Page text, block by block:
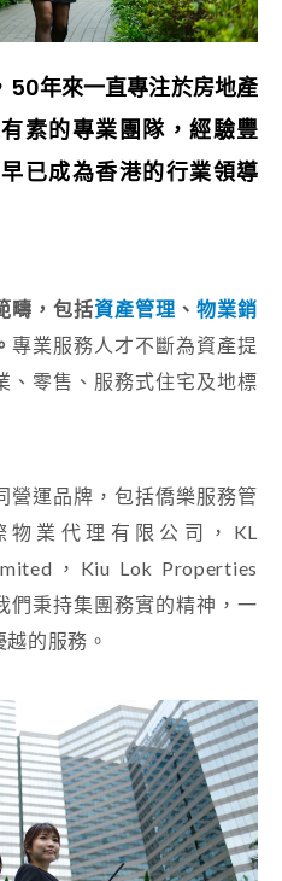
50年來一直專注於房地產
素的專業團隊，經驗豐
已成為香港的行業領導
疇，包括資產管理 、物業銷
專業服務人才不斷為資產提
、零售、服務式住宅及地標
營運品牌，包括僑樂服務管
業代理有限公司，KL
，Kiu Lok Properties
秉持集團務實的精神，一
的服務。